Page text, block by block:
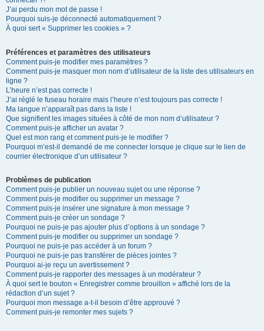
J’ai perdu mon mot de passe !
Pourquoi suis-je déconnecté automatiquement ?
À quoi sert « Supprimer les cookies » ?
Préférences et paramètres des utilisateurs
Comment puis-je modifier mes paramètres ?
Comment puis-je masquer mon nom d’utilisateur de la liste des utilisateurs en
ligne ?
L’heure n’est pas correcte !
J’ai réglé le fuseau horaire mais l’heure n’est toujours pas correcte !
Ma langue n’apparaît pas dans la liste !
Que signifient les images situées à côté de mon nom d’utilisateur ?
Comment puis-je afficher un avatar ?
Quel est mon rang et comment puis-je le modifier ?
Pourquoi m’est-il demandé de me connecter lorsque je clique sur le lien de
courrier électronique d’un utilisateur ?
Problèmes de publication
Comment puis-je publier un nouveau sujet ou une réponse ?
Comment puis-je modifier ou supprimer un message ?
Comment puis-je insérer une signature à mon message ?
Comment puis-je créer un sondage ?
Pourquoi ne puis-je pas ajouter plus d’options à un sondage ?
Comment puis-je modifier ou supprimer un sondage ?
Pourquoi ne puis-je pas accéder à un forum ?
Pourquoi ne puis-je pas transférer de pièces jointes ?
Pourquoi ai-je reçu un avertissement ?
Comment puis-je rapporter des messages à un modérateur ?
À quoi sert le bouton « Enregistrer comme brouillon » affiché lors de la
rédaction d’un sujet ?
Pourquoi mon message a-t-il besoin d’être approuvé ?
Comment puis-je remonter mes sujets ?